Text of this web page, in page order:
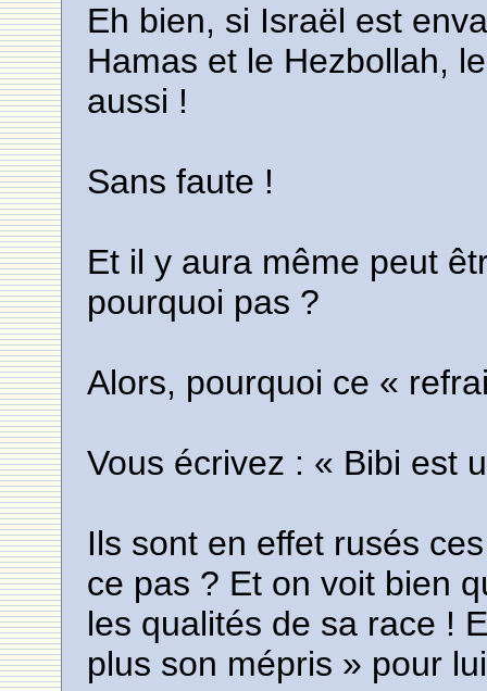
Eh bien, si Israël est
Hamas et le Hezbollah,
aussi !
Sans faute !
Et il y aura même peut
pourquoi pas ?
Alors, pourquoi ce «
Vous écrivez : « Bibi est
Ils sont en effet rusés
ce pas ? Et on voit bien
les qualités de sa race !
plus son mépris » pour